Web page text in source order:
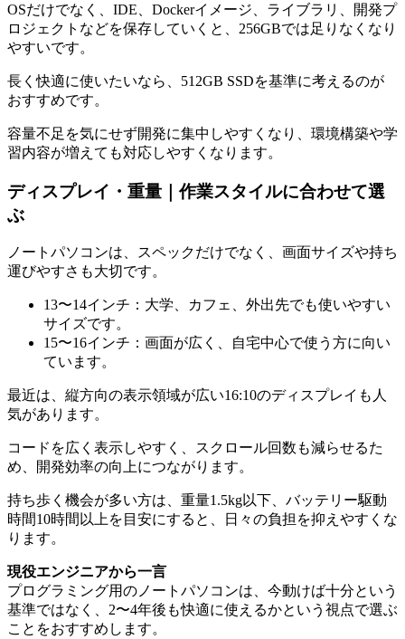
OSだけでなく、IDE、Dockerイメージ、ライブラリ、開発プ
ロジェクトなどを保存していくと、256GBでは足りなくなり
やすいです。
長く快適に使いたいなら、512GB SSDを基準に考えるのが
おすすめです。
容量不足を気にせず開発に集中しやすくなり、環境構築や学
習内容が増えても対応しやすくなります。
ディスプレイ・重量｜作業スタイルに合わせて選
ぶ
ノートパソコンは、スペックだけでなく、画面サイズや持ち
運びやすさも大切です。
13〜14インチ：大学、カフェ、外出先でも使いやすい
サイズです。
15〜16インチ：画面が広く、自宅中心で使う方に向い
ています。
最近は、縦方向の表示領域が広い16:10のディスプレイも人
気があります。
コードを広く表示しやすく、スクロール回数も減らせるた
め、開発効率の向上につながります。
持ち歩く機会が多い方は、重量1.5kg以下、バッテリー駆動
時間10時間以上を目安にすると、日々の負担を抑えやすくな
ります。
現役エンジニアから一言
プログラミング用のノートパソコンは、今動けば十分という
基準ではなく、2〜4年後も快適に使えるかという視点で選ぶ
ことをおすすめします。